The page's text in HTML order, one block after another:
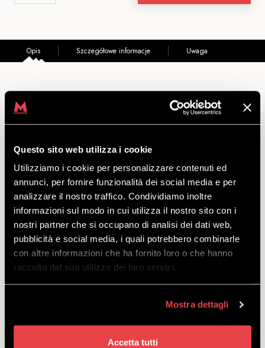
Questo sito web utilizza i cookie
Utilizziamo i cookie per personalizzare contenuti ed
annunci, per fornire funzionalità dei social media e per
analizzare il nostro traffico. Condividiamo inoltre
informazioni sul modo in cui utilizza il nostro sito con i
nostri partner che si occupano di analisi dei dati web,
pubblicità e social media, i quali potrebbero combinarle
con altre informazioni che ha fornito loro o che hanno
raccolto dal suo utilizzo dei loro servizi.
Mostra dettagli
Accetta tutti
Opis Szczegółowe informacje Uwaga
POJEDYNCZE WEJŚCIA DO PRZESTRZENI
Opis:wejście dla osób pracujących i/lub studentów ważne przez
połowę lub przez cały dzień. W przestrzeni coworkingowej
Mottolino dostępna jest duża sala konferencyjna, dwie stacje robocze
i dwa pojedyncze miejsca oraz strefa relaksu z ekspresem do kawy i
czajnikiem. Przestrzeń coworkingowa wyposażona jest w szybkie
połączenie internetowe, drukarkę i duży ekran do prezentacji i
konferencji online, można łatwo dostać się do niej samochodem i
zostawić go na darmowym parkingu przed budynkiem. Oferta
obejmuje pojedyncze wejścia: jeśli reprezentujesz firmę
zainteresowaną korzystaniem z naszej przestrzeni coworkingowej,
Cały dzień:od 09:00 do 18:00.